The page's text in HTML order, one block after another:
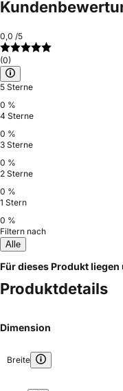
0,0 /5
(0)
5 Sterne
0 %
4 Sterne
0 %
3 Sterne
0 %
2 Sterne
0 %
1 Stern
0 %
Filtern nach
Alle
Für dieses Produkt
Produktdetails
Dimension
Breite